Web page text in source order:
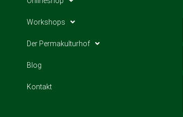
Workshops
Der Permakulturhof
Blog
Kontakt